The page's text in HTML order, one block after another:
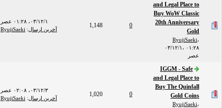
and Legal Place to
Buy WoW Classic
20th Anniversary
Gold
RyujiSaeki
۰۳/۱۲/۱، ۰۱:۲۸
عصر
1,148
۰۳/۱۲/۱، ۰۱:۲۸ عصر
آخرین ارسال:
RyujiSaeki
IGGM - Safe
and Legal Place to
Buy The Quinfall
Gold Coins
RyujiSaeki
1,020
۰۳/۱۲/۳، ۰۲:۰۸ عصر
آخرین ارسال:
RyujiSaeki